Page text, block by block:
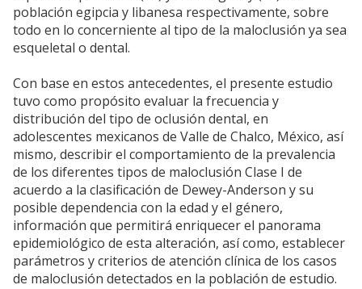
población egipcia y libanesa respectivamente, sobre
todo en lo concerniente al tipo de la maloclusión ya sea
esqueletal o dental.
Con base en estos antecedentes, el presente estudio
tuvo como propósito evaluar la frecuencia y
distribución del tipo de oclusión dental, en
adolescentes mexicanos de Valle de Chalco, México, así
mismo, describir el comportamiento de la prevalencia
de los diferentes tipos de maloclusión Clase I de
acuerdo a la clasificación de Dewey-Anderson y su
posible dependencia con la edad y el género,
información que permitirá enriquecer el panorama
epidemiológico de esta alteración, así como, establecer
parámetros y criterios de atención clínica de los casos
de maloclusión detectados en la población de estudio.